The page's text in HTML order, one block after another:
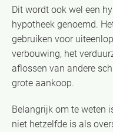
Dit wordt ook wel een
hypotheek genoemd.
gebruiken voor
verbouwing, het
aflossen van andere
grote aankoop.
Belangrijk om te weten
niet hetzelfde is als